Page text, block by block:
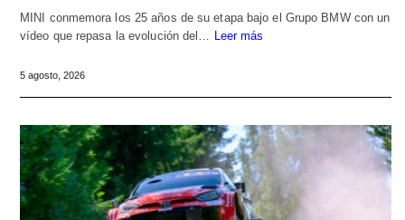
MINI conmemora los 25 años de su etapa bajo el Grupo BMW con un
vídeo que repasa la evolución del… Leer más
5 agosto, 2026